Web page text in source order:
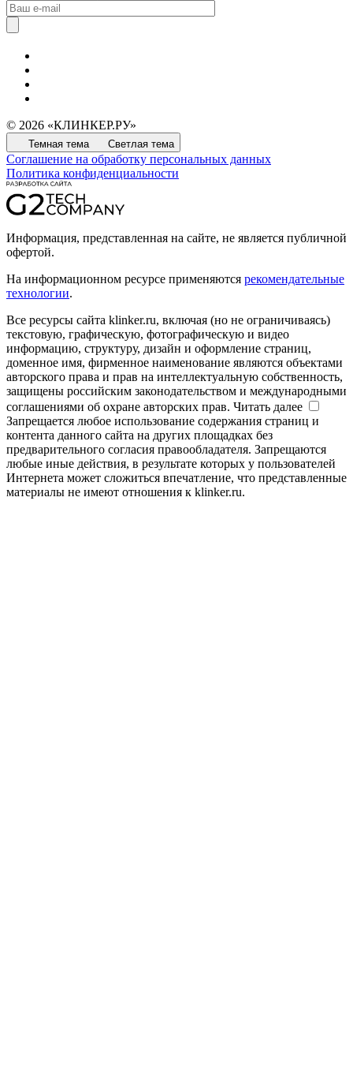
© 2026 «КЛИНКЕР.РУ»
Темная тема Светлая тема
Соглашение на обработку персональных данных
Политика конфиденциальности
Информация, представленная на сайте, не является публичной
офертой.
На информационном ресурсе применяются рекомендательные
технологии.
Все ресурсы сайта klinker.ru, включая (но не ограничиваясь)
текстовую, графическую, фотографическую и видео
информацию, структуру, дизайн и оформление страниц,
доменное имя, фирменное наименование являются объектами
авторского права и прав на интеллектуальную собственность,
защищены российским законодательством и международными
соглашениями об охране авторских прав. Читать далее
Запрещается любое использование содержания страниц и
контента данного сайта на других площадках без
предварительного согласия правообладателя. Запрещаются
любые иные действия, в результате которых у пользователей
Интернета может сложиться впечатление, что представленные
материалы не имеют отношения к klinker.ru.